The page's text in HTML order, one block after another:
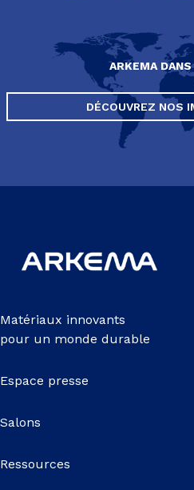
ARKEMA
DÉCOUVREZ NOS
Matériaux innovants
pour un monde durable
Espace presse
Salons
Ressources